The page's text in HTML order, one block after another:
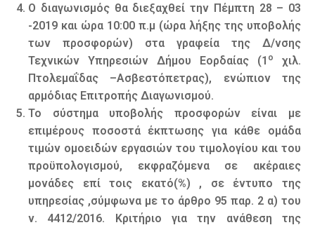
Ο διαγωνισμός θα διεξαχθεί την Πέμπτη 28 – 03
-2019 και ώρα 10:00 π.μ (ώρα λήξης της υποβολής
των προσφορών) στα γραφεία της Δ/νσης
Τεχνικών Υπηρεσιών Δήμου Εορδαίας (1 ο
χιλ.
Πτολεμαΐδας –Ασβεστόπετρας), ενώπιον της
αρμόδιας Επιτροπής Διαγωνισμού.
Το σύστημα υποβολής προσφορών είναι με
επιμέρους ποσοστά έκπτωσης για κάθε ομάδα
τιμών ομοειδών εργασιών του τιμολογίου και του
προϋπολογισμού, εκφραζόμενα σε ακέραιες
μονάδες επί τοις εκατό(%) , σε έντυπο της
υπηρεσίας ,σύμφωνα με το άρθρο 95 παρ. 2 α) του
ν. 4412/2016. Κριτήριο για την ανάθεση της